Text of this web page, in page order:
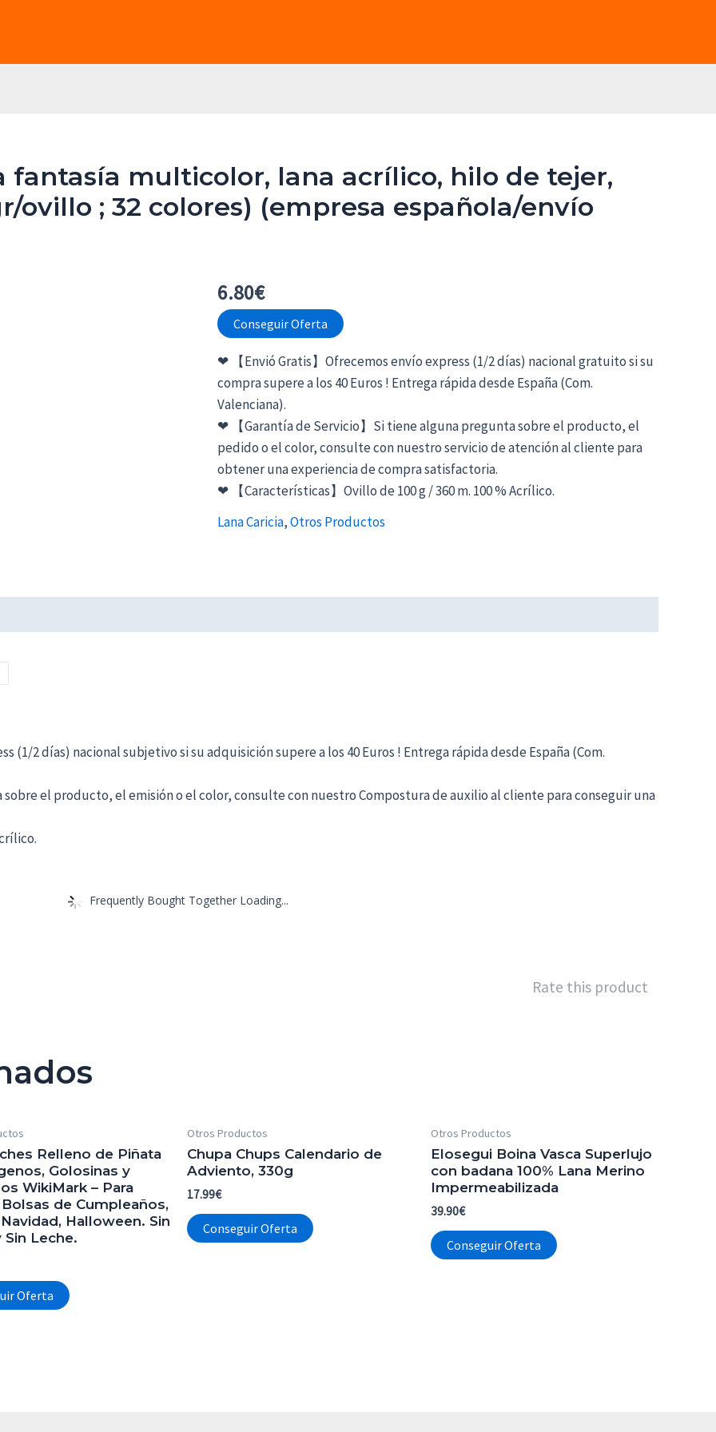
fantasía multicolor, lana acrílico, hilo de tejer,
ovillo ; 32 colores) (empresa española/envío
6.80€
Conseguir Oferta
❤ 【Envió Gratis】Ofrecemos envío express (1/2 días) nacional gratuito si su
compra supere a los 40 Euros ! Entrega rápida desde España (Com.
Valenciana).
❤ 【Garantía de Servicio】Si tiene alguna pregunta sobre el producto, el
pedido o el color, consulte con nuestro servicio de atención al cliente para
obtener una experiencia de compra satisfactoria.
❤ 【Características】Ovillo de 100 g / 360 m. 100 % Acrílico.
Lana Caricia,Otros Productos
(1/2 días) nacional subjetivo si su adquisición supere a los 40 Euros ! Entrega rápida desde España (Com.
el producto, el emisión o el color, consulte con nuestro Compostura de auxilio al cliente para conseguir una
Frequently Bought Together Loading...
Rate this product
Relleno de Piñata
Golosinas y
WikiMark – Para
de Cumpleaños,
Halloween. Sin
Sin Leche.
Oferta
Otros Productos
Chupa Chups Calendario de
Adviento, 330g
17.99€
Conseguir Oferta
Otros Productos
Elosegui Boina Vasca Superlujo
con badana 100% Lana Merino
Impermeabilizada
39.90€
Conseguir Oferta